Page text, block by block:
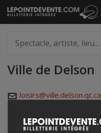
Passer
au
artiste,
lieu...
Ville de Delson
loisirs@ville.delson.qc.ca